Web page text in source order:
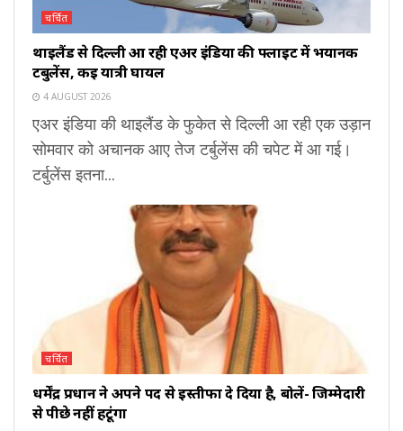
चर्चित
थाइलैंड से दिल्ली आ रही एअर इंडिया की फ्लाइट में भयानक
टर्बुलेंस, कई यात्री घायल
4 AUGUST 2026
एअर इंडिया की थाइलैंड के फुकेत से दिल्ली आ रही एक उड़ान
सोमवार को अचानक आए तेज टर्बुलेंस की चपेट में आ गई।
टर्बुलेंस इतना...
चर्चित
धर्मेंद्र प्रधान ने अपने पद से इस्तीफा दे दिया है, बोलें- जिम्मेदारी
से पीछे नहीं हटूंगा